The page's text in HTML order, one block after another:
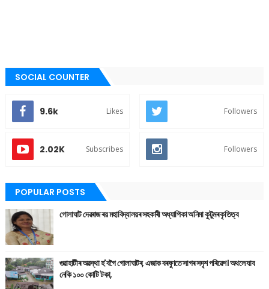
SOCIAL COUNTER
9.6k Likes Followers
2.02K Subscribes Followers
POPULAR POSTS
গোলাঘাট দেৱৰাজ ৰয় মহাবিদ্যালয়ৰ সহকাৰী অধ্যাপিকা অনিমা কুটুমৰ কৃতিত্ব
গুৱাহাটীৰ অৱস্থা হ'বগৈ গোলাঘাটৰ, এজাক বৰষুণতে সাগৰ সদৃশ পৰিৱেশ। অথলে যাব
নেকি ১০০ কোটি টকা,